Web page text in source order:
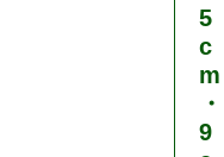
5
c
m
・
9